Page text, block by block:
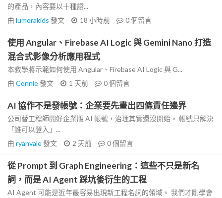
的產品，內容要以十種語...
由 lumorakids 發文 18 小時前 0個留言
使用 Angular、Firebase AI Logic 與 Gemini Nano 打造
混合式影像分析應用程式
本教學將示範如何使用 Angular、Firebase AI Logic 與 G...
由 Connie發文 1 天前 0個留言
AI 協作不是發帳號：企業要先畫出四條責任邊界
公司替工程師開好企業版 AI 帳號，治理其實還沒開始。 帳號只解決
「誰可以登入」...
由 ryanvale發文 2 天前 0個留言
從 Prompt 到 Graph Engineering：這些不只是新名
詞，而是 AI Agent 踩坑後衍生的工程
AI Agent 可能是近年最容易出現新工程名詞的領域。 我們才剛學會